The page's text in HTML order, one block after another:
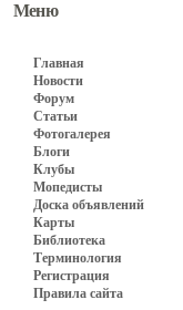
Меню
Главная
Новости
Форум
Статьи
Фотогалерея
Блоги
Клубы
Мопедисты
Доска объявлений
Карты
Библиотека
Терминология
Регистрация
Правила сайта